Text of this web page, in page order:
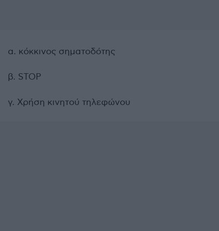
α. κόκκινος σηματοδότης
β. STOP
γ. Χρήση κινητού τηλεφώνου